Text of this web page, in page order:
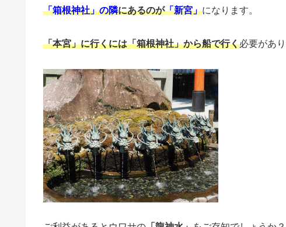
「箱根神社」の隣にあるのが「新宮」になります。
「本宮」に行くには「箱根神社」から船で行く必要があり